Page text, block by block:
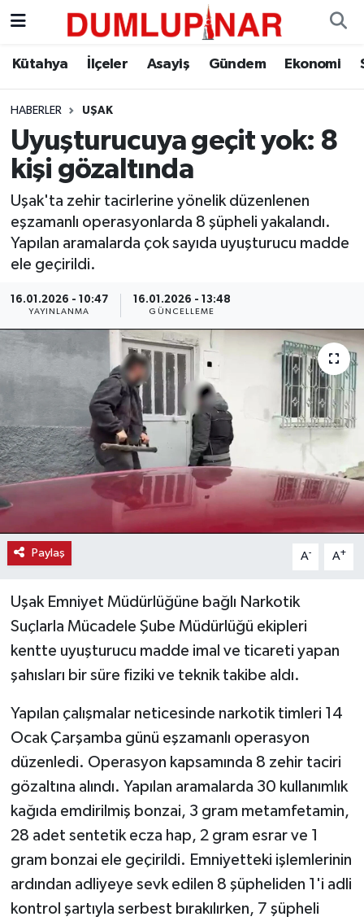
Kütahya İlçeler Asayiş Gündem Ekonomi
HABERLER UŞAK
Uyuşturucuya geçit yok: 8
kişi gözaltında
Uşak'ta zehir tacirlerine yönelik düzenlenen
eşzamanlı operasyonlarda 8 şüpheli yakalandı.
Yapılan aramalarda çok sayıda uyuşturucu madde
ele geçirildi.
16.01.2026 - 10:47
YAYINLANMA
16.01.2026 - 13:48
GÜNCELLEME
Paylaş A- A+
Uşak Emniyet Müdürlüğüne bağlı Narkotik
Suçlarla Mücadele Şube Müdürlüğü ekipleri
kentte uyuşturucu madde imal ve ticareti yapan
şahısları bir süre fiziki ve teknik takibe aldı.
Yapılan çalışmalar neticesinde narkotik timleri 14
Ocak Çarşamba günü eşzamanlı operasyon
düzenledi. Operasyon kapsamında 8 zehir taciri
gözaltına alındı. Yapılan aramalarda 30 kullanımlık
kağıda emdirilmiş bonzai, 3 gram metamfetamin,
28 adet sentetik ecza hap, 2 gram esrar ve 1
gram bonzai ele geçirildi. Emniyetteki işlemlerinin
ardından adliyeye sevk edilen 8 şüpheliden 1'i adli
kontrol şartıyla serbest bırakılırken, 7 şüpheli
Asayiş
Diğer
Dünya
Eğitim
Ekonomi
Eleman
Emlak
Gündem
Haber İlanlar
Kültür-Sanat
Resmi İlanlar
Sağlık
Seri İlan
Siyaset
Spor
Teknoloji
Vasıta
Yaşam
Kütahya Hava Durumu
Kütahya Trafik Yoğunluk Haritası
Süper Lig Puan Durumu ve Fikstür
Tüm Manşetler
Son Dakika Haberleri
Haber Arşivi